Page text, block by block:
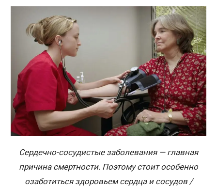
Сердечно-сосудистые заболевания — главная
причина смертности. Поэтому стоит особенно
озаботиться здоровьем сердца и сосудов /